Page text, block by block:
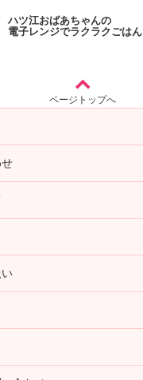
ハツ江おばあちゃんの
電子レンジでラクラクごはん
ページトップへ